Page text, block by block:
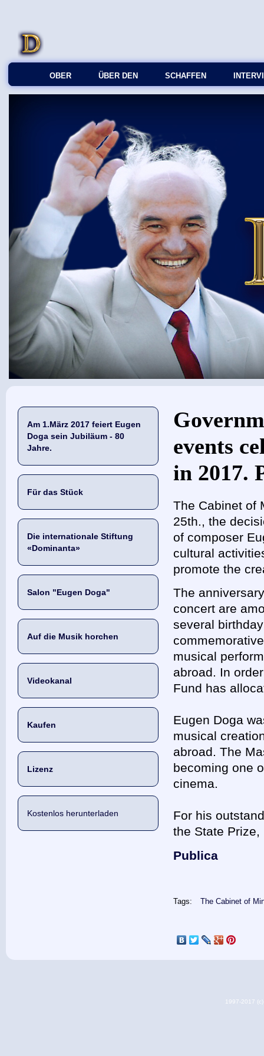
OBER ÜBER DEN SCHAFFEN
Am 1.März 2017 feiert Eugen
Doga sein Jubiläum - 80
Jahre.
Für das Stück
Die internationale Stiftung
«Dominanta»
Salon "Eugen Doga"
Auf die Musik horchen
Videokanal
Kaufen
Lizenz
Kostenlos herunterladen
Sie sind hier
events
in 2017.
The Cabinet of
25th., the
of composer
cultural
promote the
The
concert are
several
musical
abroad. In
Fund has
Eugen Doga
musical
abroad. The
becoming one
cinema.
For his
the State
Publica
Tags: The Cabinet of
1997-2017